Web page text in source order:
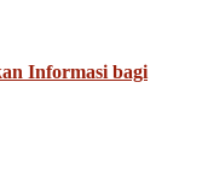
Informasi bagi